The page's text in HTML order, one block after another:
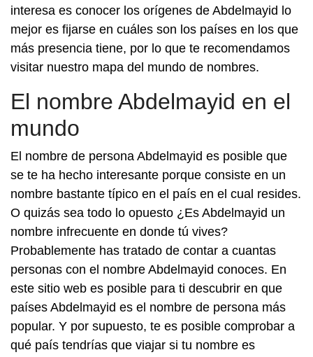
interesa es conocer los orígenes de Abdelmayid lo
mejor es fijarse en cuáles son los países en los que
más presencia tiene, por lo que te recomendamos
visitar nuestro mapa del mundo de nombres.
El nombre Abdelmayid en el
mundo
El nombre de persona Abdelmayid es posible que
se te ha hecho interesante porque consiste en un
nombre bastante típico en el país en el cual resides.
O quizás sea todo lo opuesto ¿Es Abdelmayid un
nombre infrecuente en donde tú vives?
Probablemente has tratado de contar a cuantas
personas con el nombre Abdelmayid conoces. En
este sitio web es posible para ti descubrir en que
países Abdelmayid es el nombre de persona más
popular. Y por supuesto, te es posible comprobar a
qué país tendrías que viajar si tu nombre es